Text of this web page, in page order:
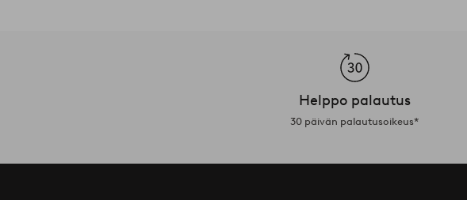
Helppo palautus
30 päivän palautusoikeus*